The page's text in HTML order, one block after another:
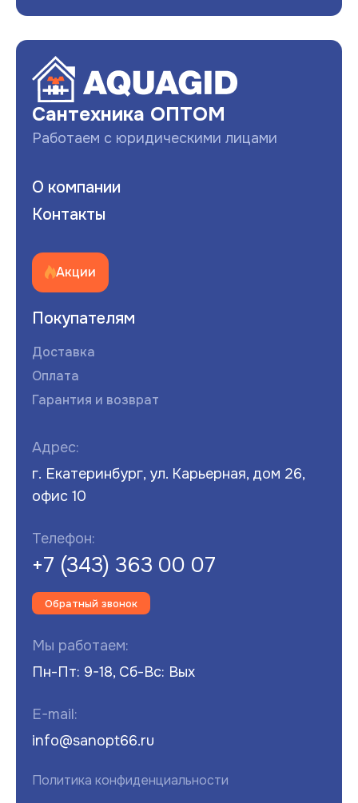
Сантехника ОПТОМ
Работаем с юридическими лицами
О компании
Контакты
Акции
Покупателям
Доставка
Оплата
Гарантия и возврат
Адрес:
г. Екатеринбург, ул. Карьерная, дом 26,
офис 10
Телефон:
+7 (343) 363 00 07
Обратный звонок
Мы работаем:
Пн-Пт: 9-18, Сб-Вс: Вых
E-mail:
info@sanopt66.ru
Политика конфиденциальности